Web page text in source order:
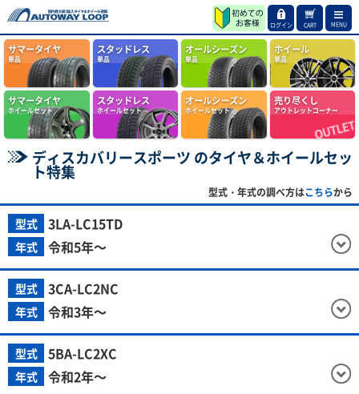
ログイン CART MENU
サマータイヤ
単品
スタッドレス
単品
オールシーズン
単品
ホイール
単品
サマータイヤ
ホイールセット
スタッドレス
ホイールセット
オールシーズン
ホイールセット
売り尽くし
アウトレットコーナー
ディスカバリースポーツ のタイヤ＆ホイールセッ
ト特集
型式・年式の調べ方はこちらから
型式 3LA-LC15TD
年式 令和5年～
型式 3CA-LC2NC
年式 令和3年～
型式 5BA-LC2XC
年式 令和2年～